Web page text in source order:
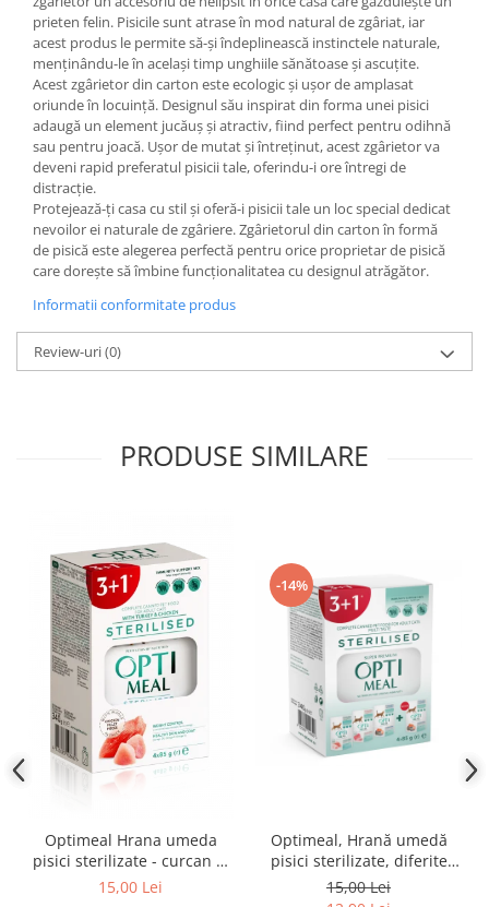
prieten felin. Pisicile sunt atrase în mod natural de zgâriat, iar
acest produs le permite să-și îndeplinească instinctele naturale,
menținându-le în același timp unghiile sănătoase și ascuțite.
Acest zgârietor din carton este ecologic și ușor de amplasat
oriunde în locuință. Designul său inspirat din forma unei pisici
adaugă un element jucăuș și atractiv, fiind perfect pentru odihnă
sau pentru joacă. Ușor de mutat și întreținut, acest zgârietor va
deveni rapid preferatul pisicii tale, oferindu-i ore întregi de
distracție.
Protejează-ți casa cu stil și oferă-i pisicii tale un loc special dedicat
nevoilor ei naturale de zgâriere. Zgârietorul din carton în formă
de pisică este alegerea perfectă pentru orice proprietar de pisică
care dorește să îmbine funcționalitatea cu designul atrăgător.
Informatii conformitate produs
Review-uri(0)
PRODUSE SIMILARE
Optimeal Hrana umeda
pisici sterilizate - curcan si
pui in sos, set 3+1,
15,00 Lei
-14%
Optimeal, Hrană umedă
pisici sterilizate, diferite
arome, (3+1), 0.34kg
15,00 Lei